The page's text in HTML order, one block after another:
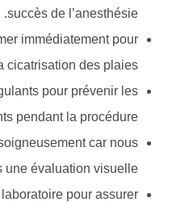
succès de l’anesthésie.
immédiatement pour
cicatrisation des plaies.
pour prévenir les
pendant la procédure.
car nous
une évaluation visuelle.
pour assurer